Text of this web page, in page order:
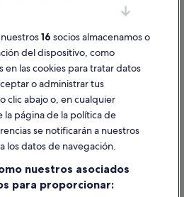
denunciar contenido
o de un alquiler vacacional
16 socios almacenamos o
del dispositivo, como
las cookies para tratar datos
o administrar tus
clic abajo o, en cualquier
la página de la política de
se notificarán a nuestros
los datos de navegación.
nuestros asociados
para proporcionar: